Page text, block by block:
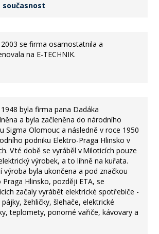
současnost
se firma osamostatnila a
na E-TECHNIK.
byla firma pana Dadáka
a byla začleněna do národního
Sigma Olomouc a následně v roce 1950
podniku Elektro-Praga Hlinsko v
V té době se vyráběl v Miloticích pouze
výrobek, a to líhně na kuřata.
výroba byla ukončena a pod značkou
Praga Hlinsko, později ETA, se
začaly vyrábět elektrické spotřebiče -
žehličky, šlehače, elektrické
teplomety, ponorné vařiče, kávovary a